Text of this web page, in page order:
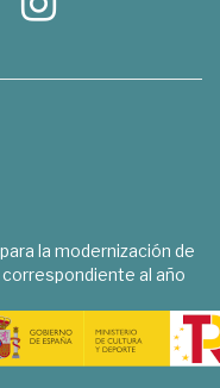
la modernización de
correspondiente al año